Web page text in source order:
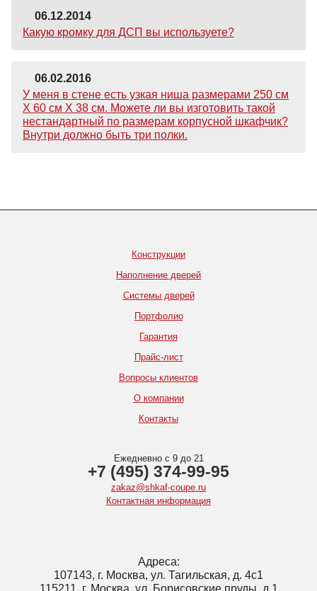
06.12.2014
Какую кромку для ДСП вы используете?
06.02.2016
У меня в стене есть узкая ниша размерами 250 см
Х 60 см Х 38 см. Можете ли вы изготовить такой
нестандартный по размерам корпусной шкафчик?
Внутри должно быть три полки.
Конструкции
Наполнение дверей
Системы дверей
Портфолио
Гарантия
Прайс-лист
Вопросы клиентов
О компании
Контакты
Ежедневно с 9 до 21
+7 (495) 374-99-95
zakaz@shkaf-coupe.ru
Контактная информация
Адреса:
107143, г. Москва, ул. Тагильская, д. 4с1